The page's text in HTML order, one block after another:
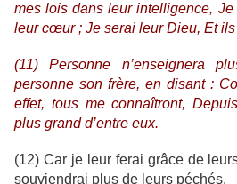
mes lois dans leur intelligence,
leur cœur ; Je serai leur Dieu, Et
(11) Personne n’enseignera
personne son frère, en disant :
effet, tous me connaîtront,
plus grand d’entre eux.
(12) Car je leur ferai grâce de
souviendrai plus de leurs péchés.